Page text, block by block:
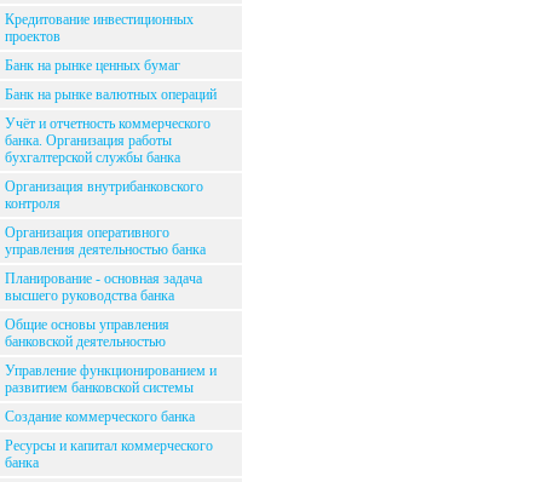
Кредитование инвестиционных
проектов
Банк на рынке ценных бумаг
Банк на рынке валютных операций
Учёт и отчетность коммерческого
банка. Организация работы
бухгалтерской службы банка
Организация внутрибанковского
контроля
Организация оперативного
управления деятельностью банка
Планирование - основная задача
высшего руководства банка
Общие основы управления
банковской деятельностью
Управление функционированием и
развитием банковской системы
Создание коммерческого банка
Ресурсы и капитал коммерческого
банка